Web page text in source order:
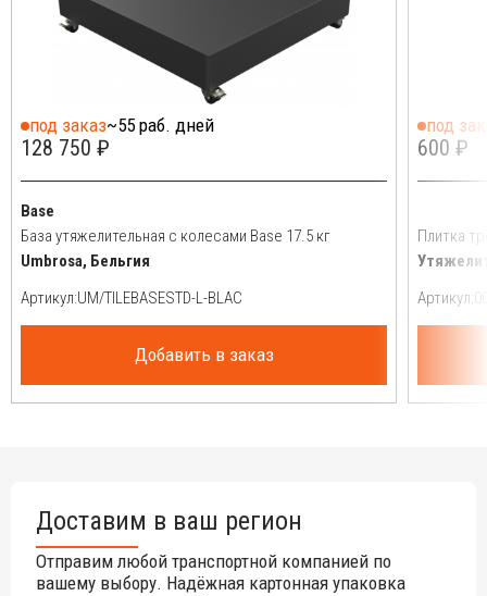
под заказ~55 раб. дней
128 750 ₽
Base
База утяжелительная с колесами Base 17.5 кг
Umbrosa, Бельгия
Артикул:
Добавить в заказ
под
600 ₽
Плитка
Артикул:
Доставим в ваш регион
Отправим любой транспортной компанией по
вашему выбору. Надёжная картонная упаковка